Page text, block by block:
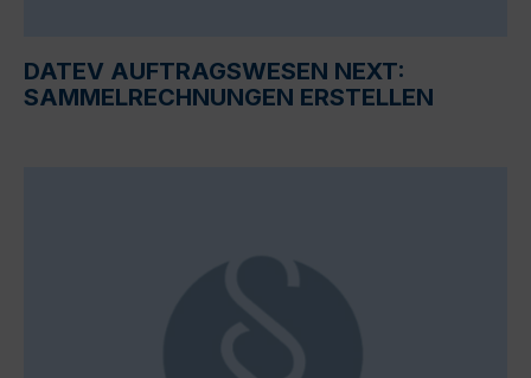
DATEV AUFTRAGSWESEN NEXT:
SAMMELRECHNUNGEN ERSTELLEN